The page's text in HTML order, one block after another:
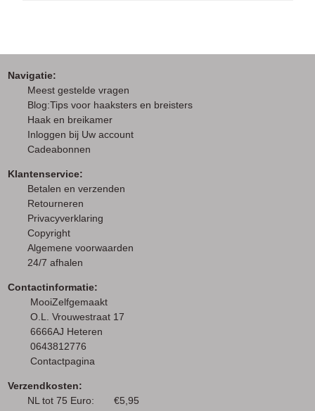
Navigatie:
Meest gestelde vragen
Blog:Tips voor haaksters en breisters
Haak en breikamer
Inloggen bij Uw account
Cadeabonnen
Klantenservice:
Betalen en verzenden
Retourneren
Privacyverklaring
Copyright
Algemene voorwaarden
24/7 afhalen
Contactinformatie:
MooiZelfgemaakt
O.L. Vrouwestraat 17
6666AJ Heteren
0643812776
Contactpagina
Verzendkosten:
NL tot 75 Euro: €5,95